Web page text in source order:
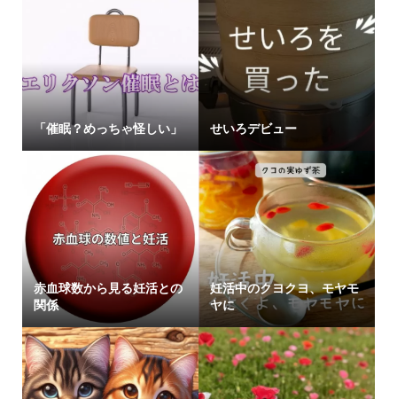
「催眠？めっちゃ怪しい」 せいろデビュー
赤血球数から見る妊活との
関係
妊活中のクヨクヨ、モヤモ
ヤに